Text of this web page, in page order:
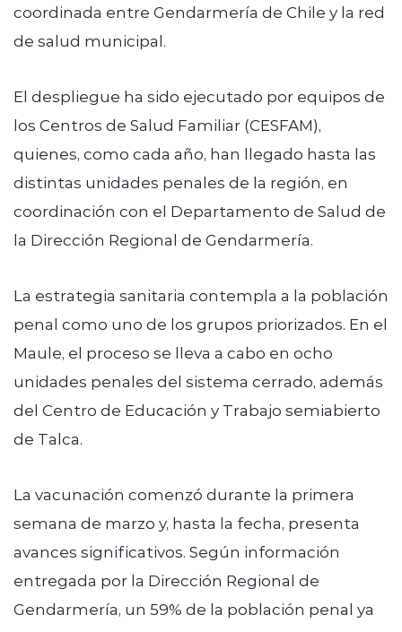
coordinada entre Gendarmería de Chile y la red
de salud municipal.
El despliegue ha sido ejecutado por equipos de
los Centros de Salud Familiar (CESFAM),
quienes, como cada año, han llegado hasta las
distintas unidades penales de la región, en
coordinación con el Departamento de Salud de
la Dirección Regional de Gendarmería.
La estrategia sanitaria contempla a la población
penal como uno de los grupos priorizados. En el
Maule, el proceso se lleva a cabo en ocho
unidades penales del sistema cerrado, además
del Centro de Educación y Trabajo semiabierto
de Talca.
La vacunación comenzó durante la primera
semana de marzo y, hasta la fecha, presenta
avances significativos. Según información
entregada por la Dirección Regional de
Gendarmería, un 59% de la población penal ya